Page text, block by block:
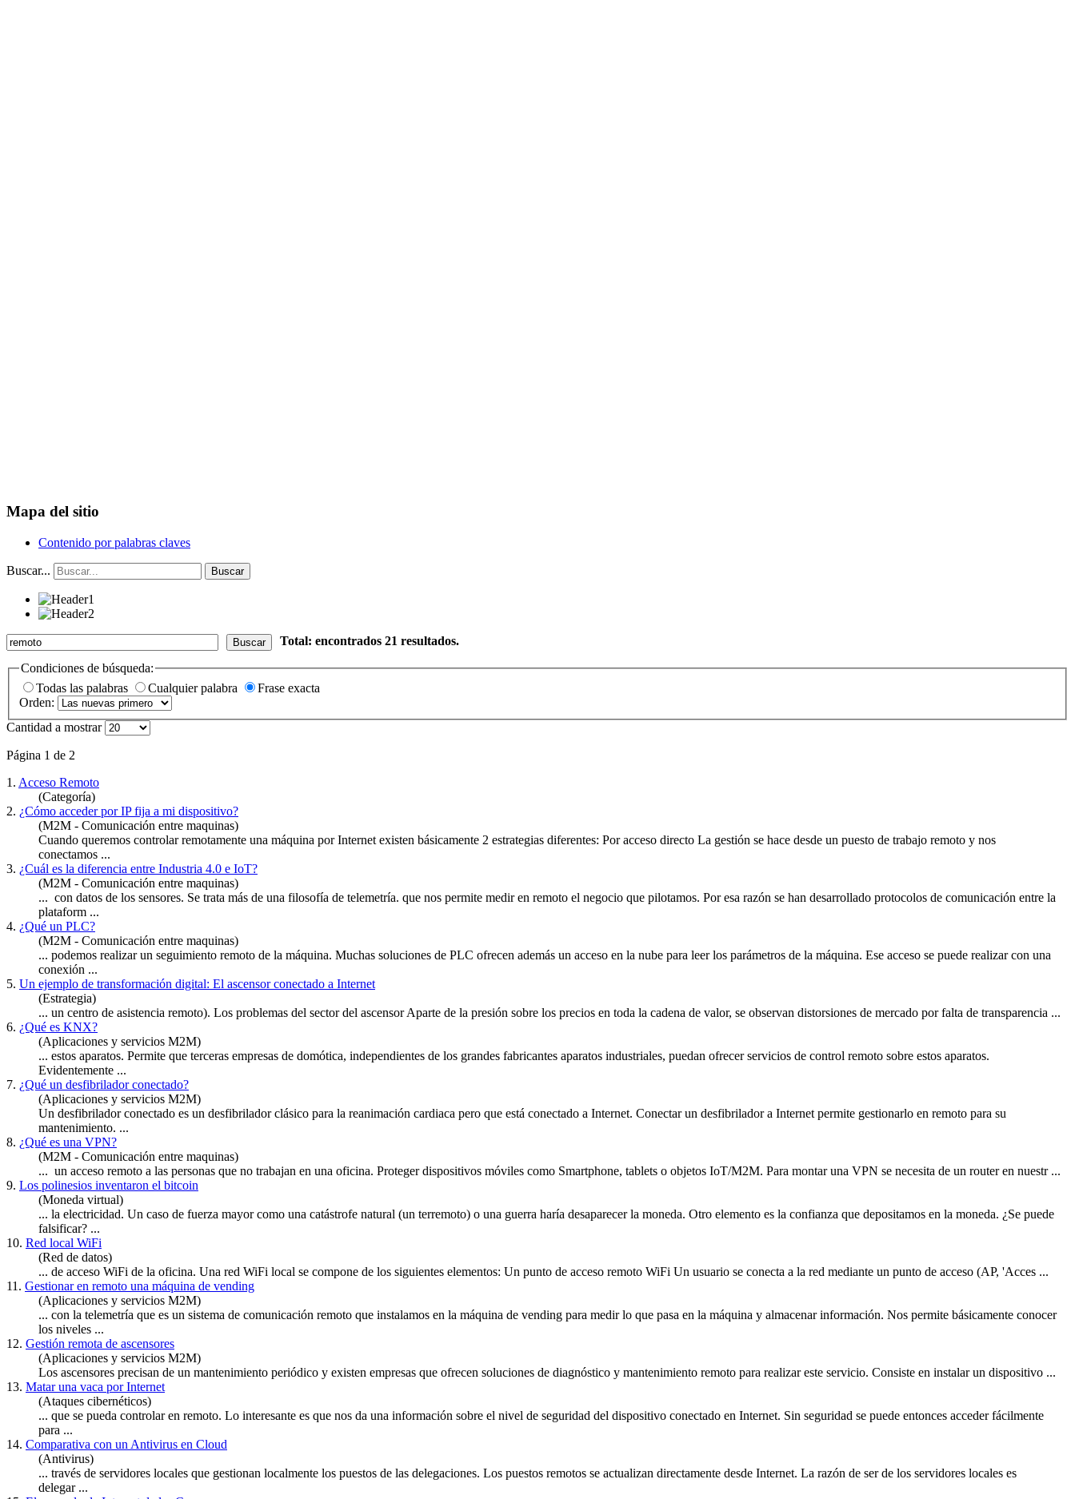
Mapa del sitio
Contenido por palabras claves
Buscar... Buscar
Buscar Total: encontrados 21 resultados.
Condiciones de búsqueda:
Todas las palabras
Cualquier palabra
Frase exacta
Orden:
Cantidad a mostrar
Página 1 de 2
1. Acceso Remoto
(Categoría)
2. ¿Cómo acceder por IP fija a mi dispositivo?
(M2M - Comunicación entre maquinas)
Cuando queremos controlar remotamente una máquina por Internet existen básicamente 2 estrategias diferentes: Por acceso directo La gestión se hace desde un puesto de trabajo remoto y nos
conectamos ...
3. ¿Cuál es la diferencia entre Industria 4.0 e IoT?
(M2M - Comunicación entre maquinas)
... con datos de los sensores. Se trata más de una filosofía de telemetría. que nos permite medir en remoto el negocio que pilotamos. Por esa razón se han desarrollado protocolos de comunicación entre la
plataform ...
4. ¿Qué un PLC?
(M2M - Comunicación entre maquinas)
... podemos realizar un seguimiento remoto de la máquina. Muchas soluciones de PLC ofrecen además un acceso en la nube para leer los parámetros de la máquina. Ese acceso se puede realizar con una
conexión ...
5. Un ejemplo de transformación digital: El ascensor conectado a Internet
(Estrategia)
... un centro de asistencia remoto). Los problemas del sector del ascensor Aparte de la presión sobre los precios en toda la cadena de valor, se observan distorsiones de mercado por falta de transparencia ...
6. ¿Qué es KNX?
(Aplicaciones y servicios M2M)
... estos aparatos. Permite que terceras empresas de domótica, independientes de los grandes fabricantes aparatos industriales, puedan ofrecer servicios de control remoto sobre estos aparatos.
Evidentemente ...
7. ¿Qué un desfibrilador conectado?
(Aplicaciones y servicios M2M)
Un desfibrilador conectado es un desfibrilador clásico para la reanimación cardiaca pero que está conectado a Internet. Conectar un desfibrilador a Internet permite gestionarlo en remoto para su
mantenimiento. ...
8. ¿Qué es una VPN?
(M2M - Comunicación entre maquinas)
... un acceso remoto a las personas que no trabajan en una oficina. Proteger dispositivos móviles como Smartphone, tablets o objetos IoT/M2M. Para montar una VPN se necesita de un router en nuestr ...
9. Los polinesios inventaron el bitcoin
(Moneda virtual)
... la electricidad. Un caso de fuerza mayor como una catástrofe natural (un terremoto) o una guerra haría desaparecer la moneda. Otro elemento es la confianza que depositamos en la moneda. ¿Se puede
falsificar? ...
10. Red local WiFi
(Red de datos)
... de acceso WiFi de la oficina. Una red WiFi local se compone de los siguientes elementos: Un punto de acceso remoto WiFi Un usuario se conecta a la red mediante un punto de acceso (AP, 'Acces ...
11. Gestionar en remoto una máquina de vending
(Aplicaciones y servicios M2M)
... con la telemetría que es un sistema de comunicación remoto que instalamos en la máquina de vending para medir lo que pasa en la máquina y almacenar información. Nos permite básicamente conocer
los niveles ...
12. Gestión remota de ascensores
(Aplicaciones y servicios M2M)
Los ascensores precisan de un mantenimiento periódico y existen empresas que ofrecen soluciones de diagnóstico y mantenimiento remoto para realizar este servicio. Consiste en instalar un dispositivo ...
13. Matar una vaca por Internet
(Ataques cibernéticos)
... que se pueda controlar en remoto. Lo interesante es que nos da una información sobre el nivel de seguridad del dispositivo conectado en Internet. Sin seguridad se puede entonces acceder fácilmente
para ...
14. Comparativa con un Antivirus en Cloud
(Antivirus)
... través de servidores locales que gestionan localmente los puestos de las delegaciones. Los puestos remotos se actualizan directamente desde Internet. La razón de ser de los servidores locales es
delegar ...